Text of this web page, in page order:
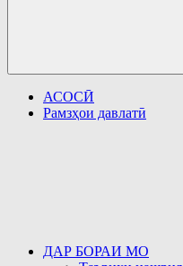
АСОСӢ
Рамзҳои давлатӣ
ДАР БОРАИ МО